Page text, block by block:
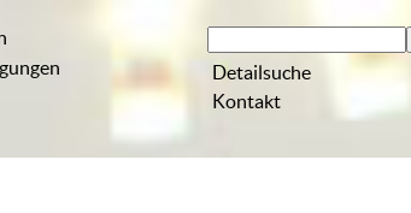
Detailsuche
Kontakt